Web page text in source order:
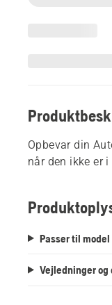
Opbevar din
når den ikke er
Passer til model
Vejledninger